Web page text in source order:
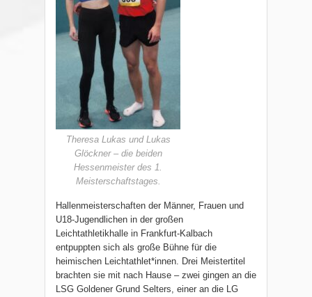
Theresa Lukas und Lukas
Glöckner – die beiden
Hessenmeister des 1.
Meisterschaftstages.
Hallenmeisterschaften der Männer, Frauen und
U18-Jugendlichen in der großen
Leichtathletikhalle in Frankfurt-Kalbach
entpuppten sich als große Bühne für die
heimischen Leichtathlet*innen. Drei Meistertitel
brachten sie mit nach Hause – zwei gingen an die
LSG Goldener Grund Selters, einer an die LG